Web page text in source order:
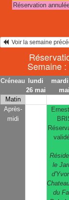
Réservation
Voir la semaine
Semaine
Créneau
lundi
26 mai
mai
Matin
Après-
midi
le
du